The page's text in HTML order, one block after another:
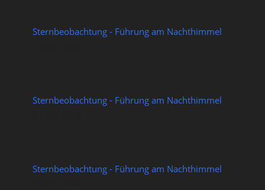
Sternbeobachtung - Führung am Nachthimmel
Sternbeobachtung - Führung am Nachthimmel
Sternbeobachtung - Führung am Nachthimmel